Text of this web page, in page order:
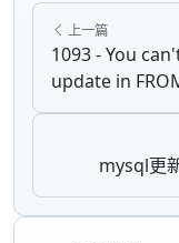
上一篇
1093 - You
update in
mysql更